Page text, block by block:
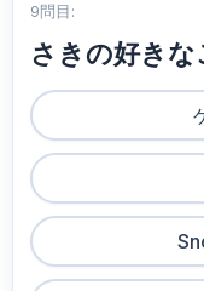
9問目:
さきの好きな